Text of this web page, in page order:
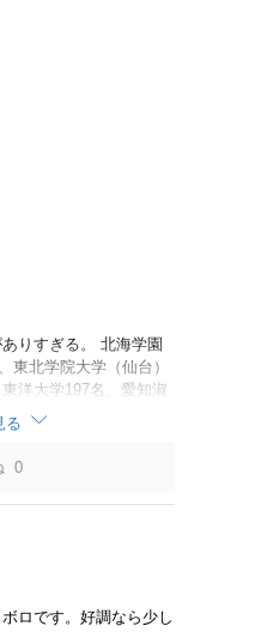
りすぎる。 北海学園
東北学院大学（仙台）
洋大学197名、愛知淑
学（大阪）137名、安田
岡大学62名、名桜大学
ような内容でもない。
識アンケート結果」に
る
0
ロです。好調なら少し